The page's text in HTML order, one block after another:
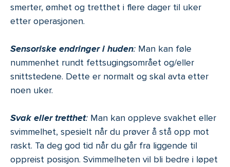
smerter, ømhet og tretthet i flere dager til uker
etter operasjonen.
Sensoriske endringer i huden: Man kan føle
nummenhet rundt fettsugingsområet og/eller
snittstedene. Dette er normalt og skal avta etter
noen uker.
Svak eller tretthet: Man kan oppleve svakhet eller
svimmelhet, spesielt når du prøver å stå opp mot
raskt. Ta deg god tid når du går fra liggende til
oppreist posisjon. Svimmelheten vil bli bedre i løpet